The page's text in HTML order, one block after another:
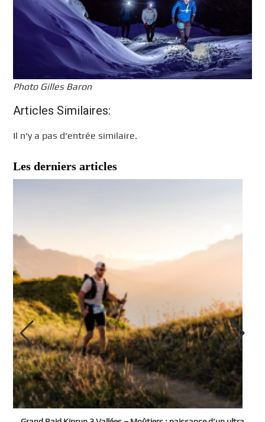
Photo Gilles Baron
Articles Similaires:
Il n’y a pas d’entrée similaire.
Les derniers articles